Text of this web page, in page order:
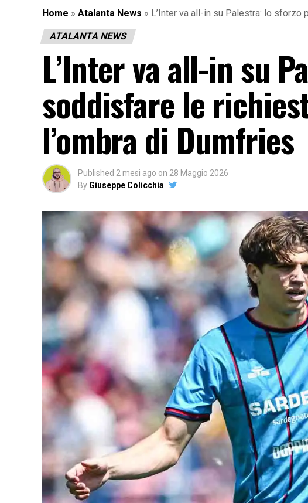
Home » Atalanta News » L’Inter va all-in su Palestra: lo sforzo
ATALANTA NEWS
L’Inter va all-in su
soddisfare le
l’ombra di Dumfries
Published 2 mesi ago on 28 Maggio 2026
By Giuseppe Colicchia